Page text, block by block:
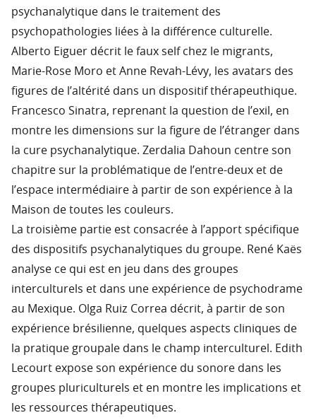
psychanalytique dans le traitement des
psychopathologies liées à la différence culturelle.
Alberto Eiguer décrit le faux self chez le migrants,
Marie-Rose Moro et Anne Revah-Lévy, les avatars des
figures de l’altérité dans un dispositif thérapeuthique.
Francesco Sinatra, reprenant la question de l’exil, en
montre les dimensions sur la figure de l’étranger dans
la cure psychanalytique. Zerdalia Dahoun centre son
chapitre sur la problématique de l’entre-deux et de
l’espace intermédiaire à partir de son expérience à la
Maison de toutes les couleurs.
La troisième partie est consacrée à l’apport spécifique
des dispositifs psychanalytiques du groupe. René Kaës
analyse ce qui est en jeu dans des groupes
interculturels et dans une expérience de psychodrame
au Mexique. Olga Ruiz Correa décrit, à partir de son
expérience brésilienne, quelques aspects cliniques de
la pratique groupale dans le champ interculturel. Edith
Lecourt expose son expérience du sonore dans les
groupes pluriculturels et en montre les implications et
les ressources thérapeutiques.